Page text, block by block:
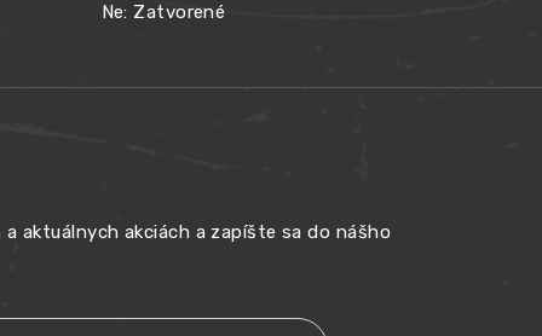
Ne: Zatvorené
aktuálnych akciách a zapíšte sa do nášho